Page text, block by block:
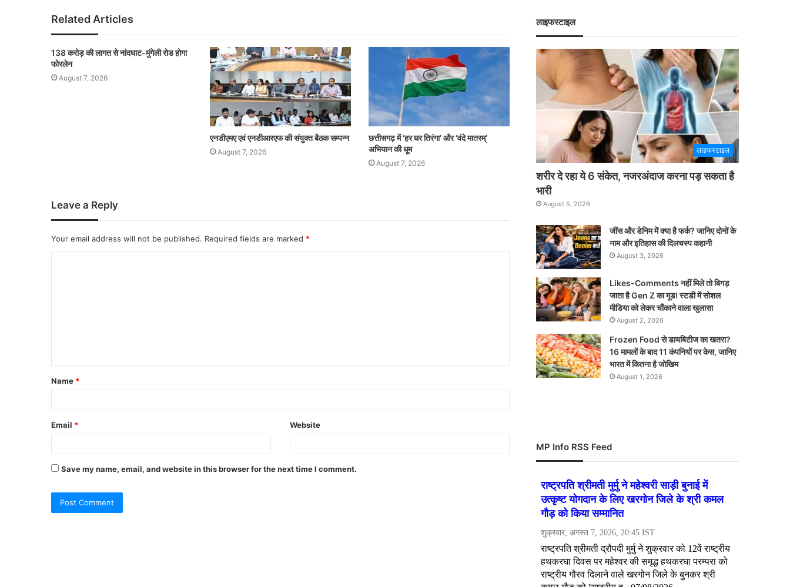
Related Articles
138 करोड़ की लागत से नांदघाट-मुंगेली रोड होगा
फोरलेन
August 7, 2026
एनडीएमए एवं एनडीआरएफ की संयुक्त बैठक सम्पन्न
August 7, 2026
छत्तीसगढ़ में ‘हर घर तिरंगा’ और ‘वंदे मातरम्’
अभियान की धूम
August 7, 2026
Leave a Reply
Your email address will not be published. Required fields are marked *
Name *
Email * Website
Save my name, email, and website in this browser for the next time I comment.
लाइफस्टाइल
लाइफस्टाइल
शरीर दे रहा ये 6 संकेत, नजरअंदाज करना पड़ सकता है
भारी
August 5, 2026
जींस और डेनिम में क्या है फर्क? जानिए दोनों के
नाम और इतिहास की दिलचस्प कहानी
August 3, 2026
Likes-Comments नहीं मिले तो बिगड़
जाता है Gen Z का मूड! स्टडी में सोशल
मीडिया को लेकर चौंकाने वाला खुलासा
August 2, 2026
Frozen Food से डायबिटीज का खतरा?
16 मामलों के बाद 11 कंपनियों पर केस, जानिए
भारत में कितना है जोखिम
August 1, 2026
MP Info RSS Feed